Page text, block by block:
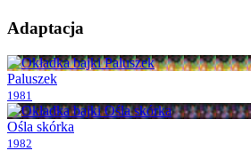
Adaptacja
Paluszek
1981
Ośla skórka
1982